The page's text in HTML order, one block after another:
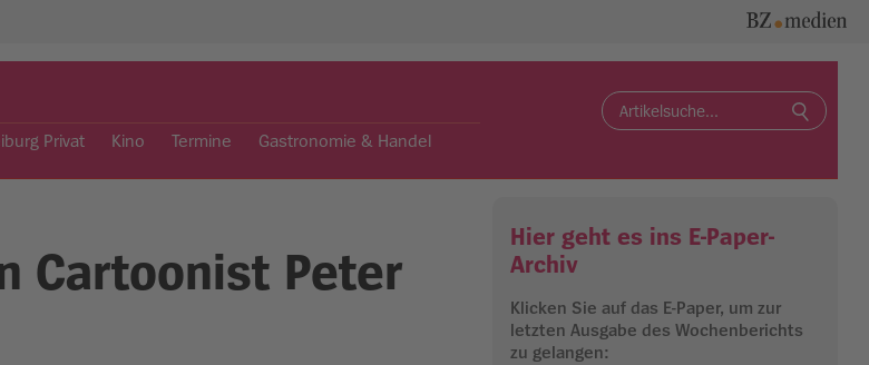
Privat Kino Termine Gastronomie & Handel
Search
for:
Cartoonist Peter
Hier geht es ins E-Paper-
Archiv
Klicken Sie auf das E-Paper, um zur
letzten Ausgabe des Wochenberichts
zu gelangen: